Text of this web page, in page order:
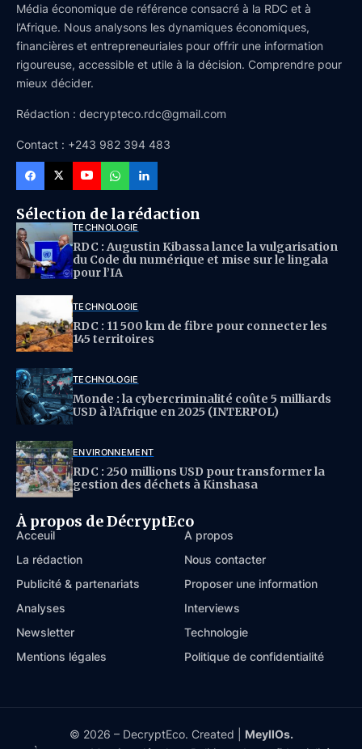
Média économique de référence consacré à la RDC et à
l’Afrique. Nous analysons les dynamiques économiques,
financières et entrepreneuriales pour offrir une information
rigoureuse, accessible et utile à la décision. Comprendre pour
mieux décider.
Rédaction : decrypteco.rdc@gmail.com
Contact : +243 982 394 483
Sélection de la rédaction
TECHNOLOGIE
RDC : Augustin Kibassa lance la vulgarisation
du Code du numérique et mise sur le lingala
pour l’IA
TECHNOLOGIE
RDC : 11 500 km de fibre pour connecter les
145 territoires
TECHNOLOGIE
Monde : la cybercriminalité coûte 5 milliards
USD à l’Afrique en 2025 (INTERPOL)
ENVIRONNEMENT
RDC : 250 millions USD pour transformer la
gestion des déchets à Kinshasa
À propos de DécryptEco
Acceuil
À propos
La rédaction
Nous contacter
Publicité & partenariats
Proposer une information
Analyses
Interviews
Newsletter
Technologie
Mentions légales
Politique de confidentialité
© 2026 – DecryptEco. Created | MeyllOs.